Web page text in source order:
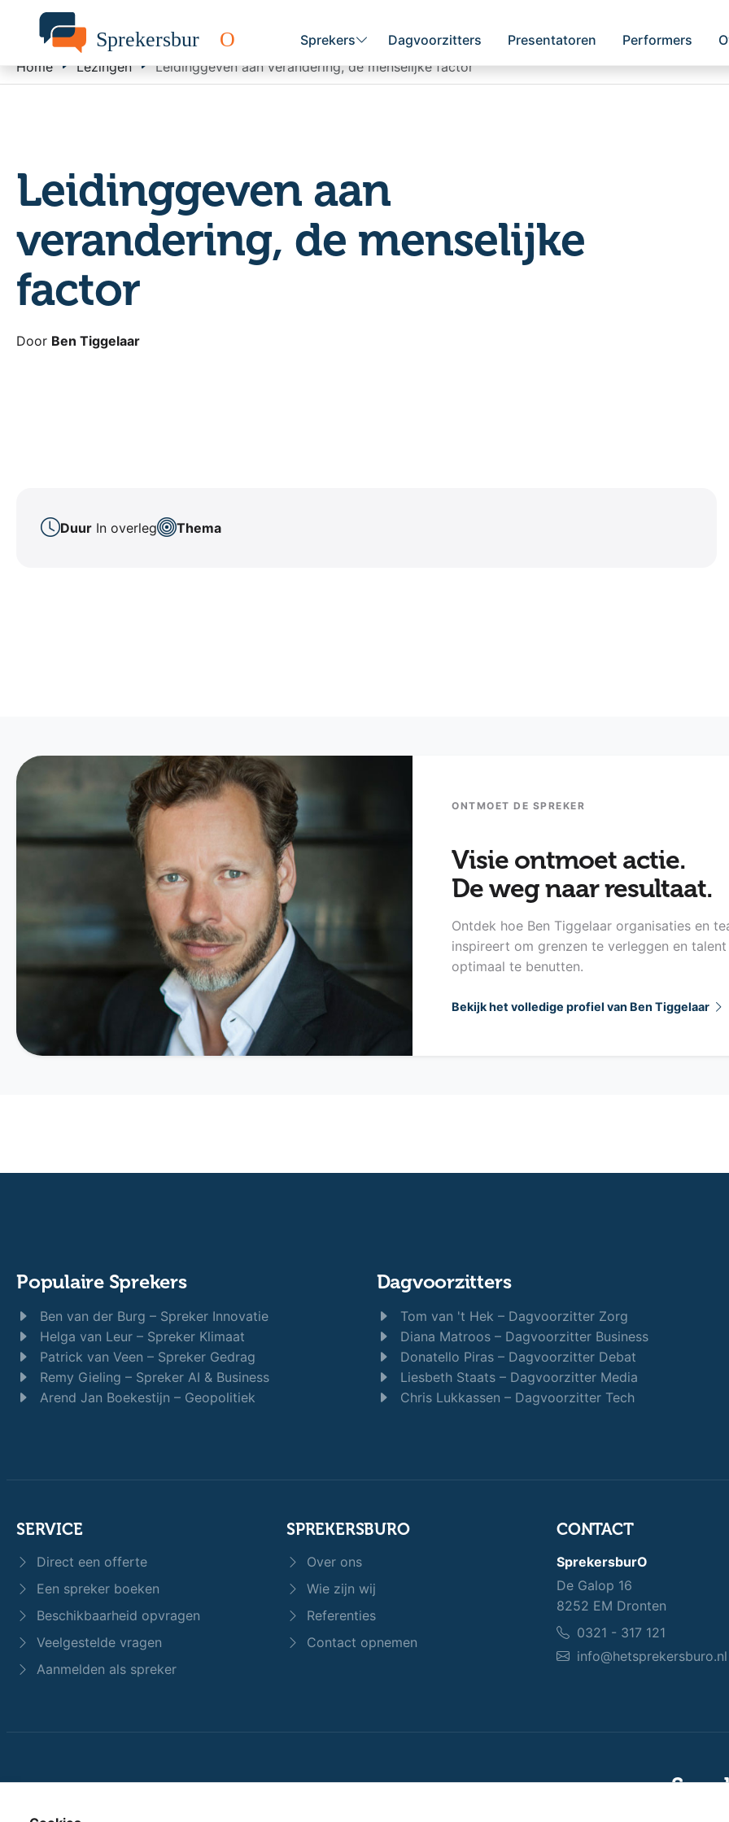
Sprekers Dagvoorzitters Presentatoren Performers
Home
Lezingen Leidinggeven aan verandering, de menselijke factor
Leidinggeven aan
verandering, de menselijke
factor
Door Ben Tiggelaar
Duur In overleg Thema
ONTMOET DE SPREKER
Visie ontmoet actie.
De weg naar resultaat.
Ontdek hoe Ben Tiggelaar organisaties en
inspireert om grenzen te verleggen en talent
optimaal te benutten.
Bekijk het volledige profiel van Ben Tiggelaar
Populaire Sprekers
Ben van der Burg – Spreker Innovatie
Helga van Leur – Spreker Klimaat
Patrick van Veen – Spreker Gedrag
Remy Gieling – Spreker AI & Business
Arend Jan Boekestijn – Geopolitiek
Dagvoorzitters
Tom van 't Hek – Dagvoorzitter Zorg
Diana Matroos – Dagvoorzitter Business
Donatello Piras – Dagvoorzitter Debat
Liesbeth Staats – Dagvoorzitter Media
Chris Lukkassen – Dagvoorzitter Tech
SERVICE
Direct een offerte
Een spreker boeken
Beschikbaarheid opvragen
Veelgestelde vragen
Aanmelden als spreker
SPREKERSBURO
Over ons
Wie zijn wij
Referenties
Contact opnemen
CONTACT
SprekersburO
De Galop 16
8252 EM Dronten
0321 - 317 121
info@hetsprekersburo.nl